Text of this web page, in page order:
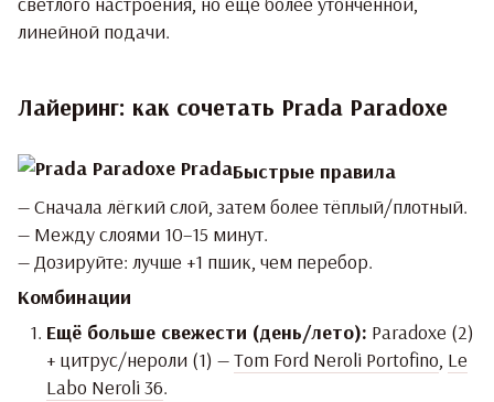
линейной подачи.
Лайеринг: как сочетать Prada Paradoxe
Быстрые правила
— Сначала лёгкий слой, затем более тёплый/плотный.
— Между слоями 10–15 минут.
— Дозируйте: лучше +1 пшик, чем перебор.
Комбинации
Ещё больше свежести (день/лето): Paradoxe (2)
+ цитрус/нероли (1) —Tom Ford Neroli Portofino, Le
Labo Neroli 36.